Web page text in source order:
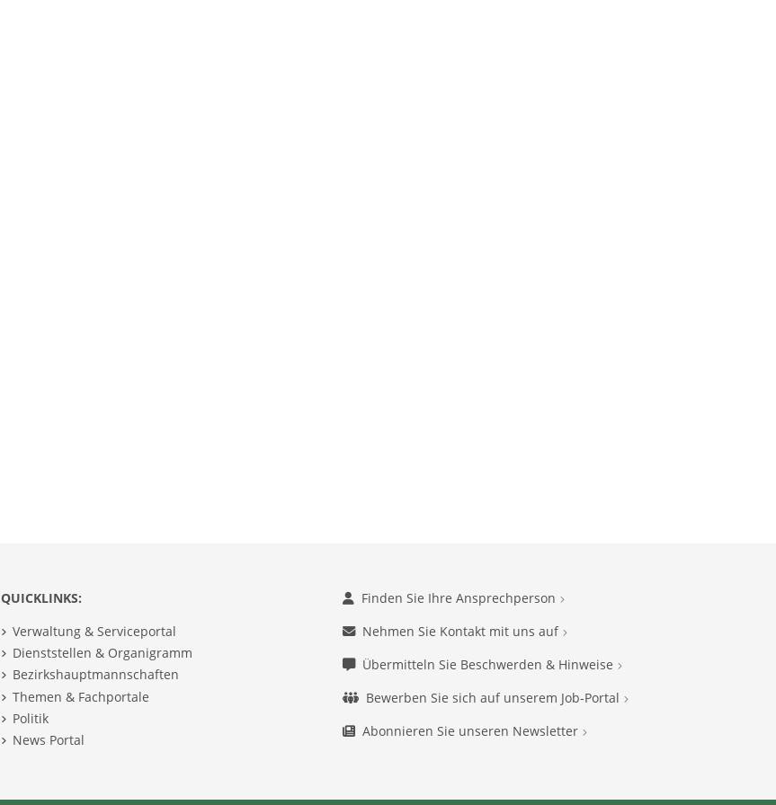
QUICKLINKS:
Verwaltung & Serviceportal
Dienststellen & Organigramm
Bezirkshauptmannschaften
Themen & Fachportale
Politik
News Portal
Finden Sie Ihre Ansprechperson
Nehmen Sie Kontakt mit uns auf
Übermitteln Sie Beschwerden & Hinweise
Bewerben Sie sich auf unserem Job-Portal
Abonnieren Sie unseren Newsletter